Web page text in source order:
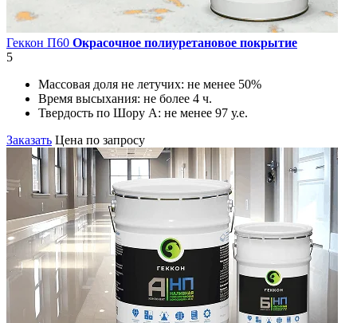
Геккон П60 Окрасочное полиуретановое покрытие
5
Массовая доля не летучих: не менее 50%
Время высыхания: не более 4 ч.
Твердость по Шору А: не менее 97 у.е.
Заказать Цена по запросу